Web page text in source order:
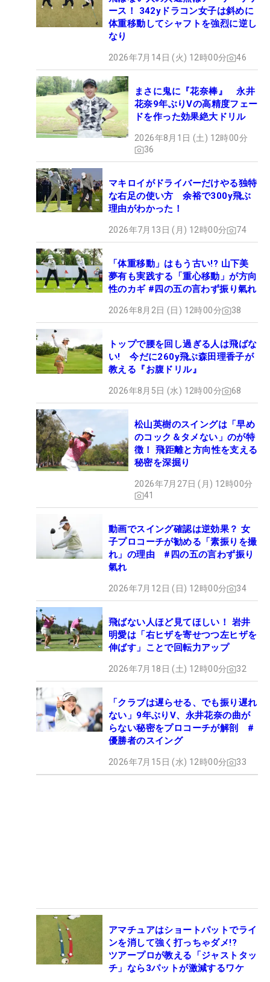
ース！ 342yドラコン女子は斜めに
体重移動してシャフトを強烈に逆し
なり
2026年7月14日 (火) 12時00分 46
まさに鬼に『花奈棒』 永井
花奈9年ぶりVの高精度フェー
ドを作った効果絶大ドリル
2026年8月1日 (土) 12時00分
36
マキロイがドライバーだけやる独特
な右足の使い方 余裕で300y飛ぶ
理由がわかった！
2026年7月13日 (月) 12時00分 74
「体重移動」はもう古い!? 山下美
夢有も実践する「重心移動」が方向
性のカギ #四の五の言わず振り氣れ
2026年8月2日 (日) 12時00分 38
トップで腰を回し過ぎる人は飛ばな
い! 今だに260y飛ぶ森田理香子が
教える『お腹ドリル』
2026年8月5日 (水) 12時00分 68
松山英樹のスイングは「早め
のコック＆タメない」のが特
徴！ 飛距離と方向性を支える
秘密を深掘り
2026年7月27日 (月) 12時00分
41
動画でスイング確認は逆効果？ 女
子プロコーチが勧める「素振りを撮
れ」の理由 #四の五の言わず振り
氣れ
2026年7月12日 (日) 12時00分 34
飛ばない人ほど見てほしい！ 岩井
明愛は「右ヒザを寄せつつ左ヒザを
伸ばす」ことで回転力アップ
2026年7月18日 (土) 12時00分 32
「クラブは遅らせる、でも振り遅れ
ない」9年ぶりV、永井花奈の曲が
らない秘密をプロコーチが解剖 #
優勝者のスイング
2026年7月15日 (水) 12時00分 33
アマチュアはショートパットでライ
ンを消して強く打っちゃダメ!?
ツアープロが教える「ジャストタッ
チ」なら3パットが激減するワケ